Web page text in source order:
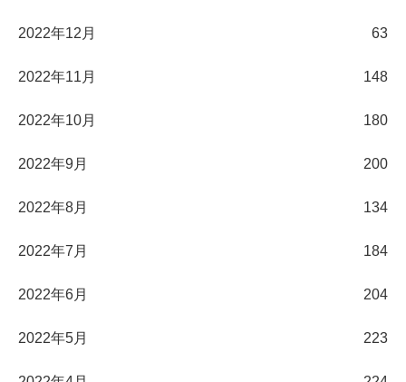
2022年12月 63
2022年11月 148
2022年10月 180
2022年9月 200
2022年8月 134
2022年7月 184
2022年6月 204
2022年5月 223